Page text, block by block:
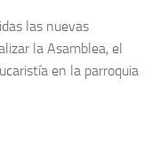
las nuevas
la Asamblea, el
en la parroquia